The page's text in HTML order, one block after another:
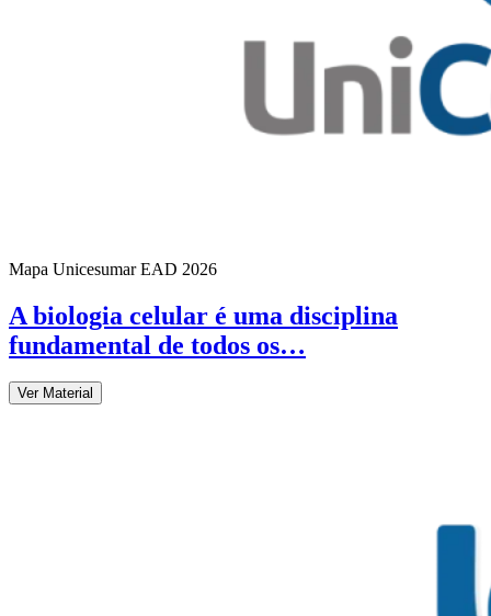
Mapa Unicesumar EAD 2026
A biologia celular é uma disciplina
fundamental de todos os…
Ver Material